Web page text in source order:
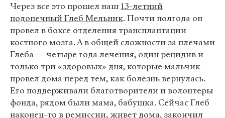
Через все это прошел наш 13-летний
подопечный Глеб Мельник. Почти полгода он
провел в боксе отделения трансплантации
костного мозга. А в общей сложности за плечами
Глеба — четыре года лечения, один рецидив и
только три «здоровых» дня, которые мальчик
провел дома перед тем, как болезнь вернулась.
Его поддерживали благотворители и волонтеры
фонда, рядом были мама, бабушка. Сейчас Глеб
наконец-то в ремиссии, живет дома, закончил